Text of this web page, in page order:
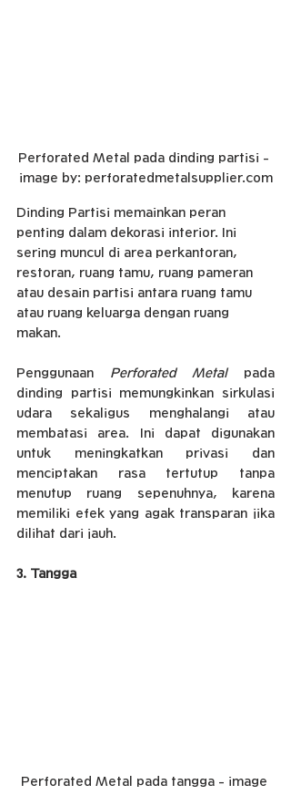
Perforated Metal pada dinding partisi -
image by: perforatedmetalsupplier.com
Dinding Partisi memainkan peran
penting dalam dekorasi interior. Ini
sering muncul di area perkantoran,
restoran, ruang tamu, ruang pameran
atau desain partisi antara ruang tamu
atau ruang keluarga dengan ruang
makan.
Penggunaan Perforated Metal pada
dinding partisi memungkinkan sirkulasi
udara sekaligus menghalangi atau
membatasi area. Ini dapat digunakan
untuk meningkatkan privasi dan
menciptakan rasa tertutup tanpa
menutup ruang sepenuhnya, karena
memiliki efek yang agak transparan jika
dilihat dari jauh.
3. Tangga
Perforated Metal pada tangga - image